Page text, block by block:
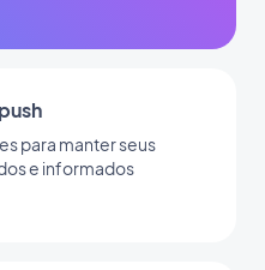
para manter seus
e informados